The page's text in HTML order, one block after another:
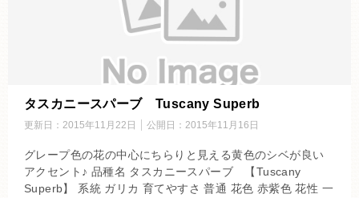
タスカニースパーブ Tuscany Superb
更新日： 2015年11月22日 公開日： 2015年11月16日
グレープ色の花の中心にちらりと見える黄色のシベが良い
アクセント♪ 品種名 タスカニースパーブ 【Tuscany
Superb】 系統 ガリカ 育てやすさ 普通 花色 赤紫色 花性 一